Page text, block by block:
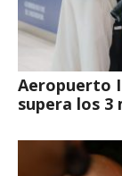
Aeropuerto
supera los 3